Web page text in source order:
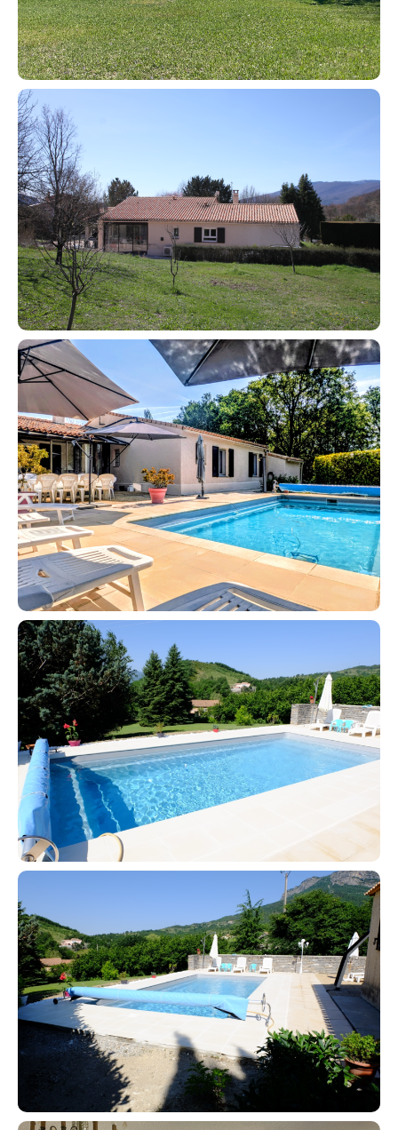
Contact an advisor
Estimate/Sell
News
Guides
Contact